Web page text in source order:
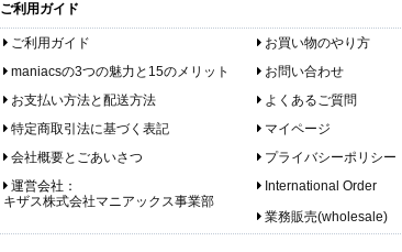
ご利用ガイド
ご利用ガイド
お買い物のやり方
maniacsの3つの魅力と15のメリット
お問い合わせ
お支払い方法と配送方法
よくあるご質問
特定商取引法に基づく表記
マイページ
会社概要とごあいさつ
プライバシーポリシー
運営会社：
キザス株式会社マニアックス事業部
International Order
業務販売(wholesale)